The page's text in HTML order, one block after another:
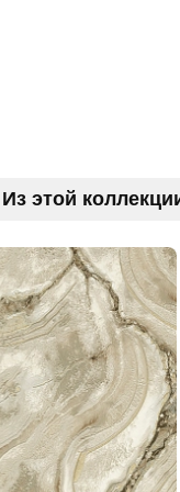
Из этой